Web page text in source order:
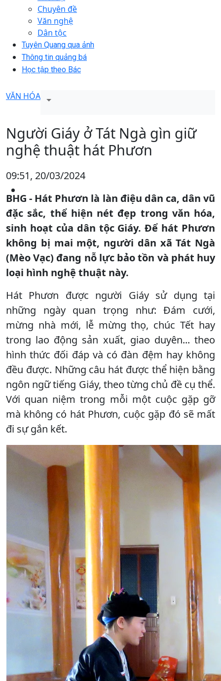
Chuyên đề
Văn nghệ
Dân tộc
Tuyên Quang qua ảnh
Thông tin quảng bá
Học tập theo Bác
VĂN HÓA
Người Giáy ở Tát Ngà gìn giữ
nghệ thuật hát Phươn
09:51, 20/03/2024
BHG - Hát Phươn là làn điệu dân ca, dân vũ
đặc sắc, thể hiện nét đẹp trong văn hóa,
sinh hoạt của dân tộc Giáy. Để hát Phươn
không bị mai một, người dân xã Tát Ngà
(Mèo Vạc) đang nỗ lực bảo tồn và phát huy
loại hình nghệ thuật này.
Hát Phươn được người Giáy sử dụng tại
những ngày quan trọng như: Đám cưới,
mừng nhà mới, lễ mừng thọ, chúc Tết hay
trong lao động sản xuất, giao duyên... theo
hình thức đối đáp và có đàn đệm hay không
đều được. Những câu hát được thể hiện bằng
ngôn ngữ tiếng Giáy, theo từng chủ đề cụ thể.
Với quan niệm trong mỗi một cuộc gặp gỡ
mà không có hát Phươn, cuộc gặp đó sẽ mất
đi sự gắn kết.